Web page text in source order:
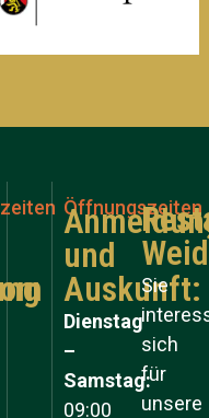
Öffnungszeiten
und
Auskunft:
Dienstag
–
Samstag:
09:00
Sie
sich
für
unsere